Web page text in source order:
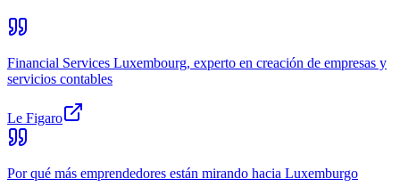
Financial Services Luxembourg, experto en creación de empresas y
servicios contables
Le Figaro
Por qué más emprendedores están mirando hacia Luxemburgo